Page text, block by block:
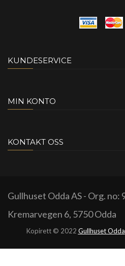
KUNDESERVICE
MIN KONTO
KONTAKT OSS
Gullhuset Odda AS - Org. no:
Kremarvegen 6, 5750 Odda
Kopirett © 2022 Gullhuset Odda